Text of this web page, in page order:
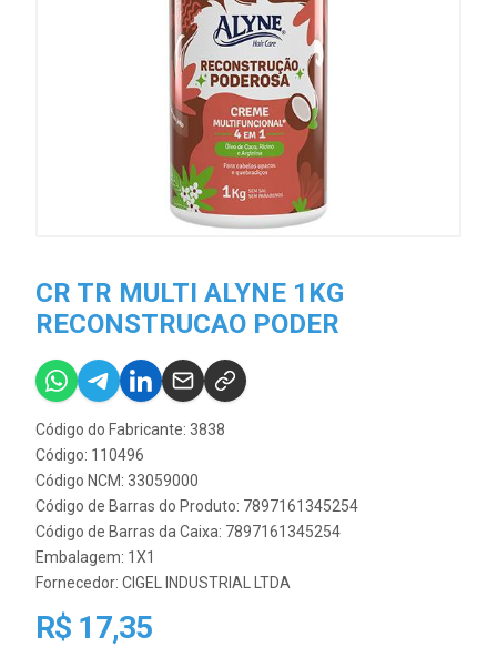
CR TR MULTI ALYNE 1KG
RECONSTRUCAO PODER
Código do Fabricante: 3838
Código: 110496
Código NCM: 33059000
Código de Barras do Produto: 7897161345254
Código de Barras da Caixa: 7897161345254
Embalagem: 1X1
Fornecedor: CIGEL INDUSTRIAL LTDA
R$ 17,35